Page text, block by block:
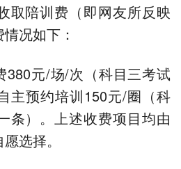
取陪训费（即网友所反映
况如下：
380元/场/次（科目三考试
主预约培训150元/圈（科
条）。上述收费项目均由
选择。